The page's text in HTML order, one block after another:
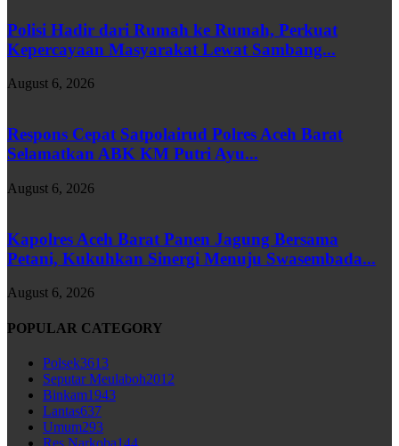
Polisi Hadir dari Rumah ke Rumah, Perkuat
Kepercayaan Masyarakat Lewat Sambang...
August 6, 2026
Respons Cepat Satpolairud Polres Aceh Barat
Selamatkan ABK KM Putri Ayu...
August 6, 2026
Kapolres Aceh Barat Panen Jagung Bersama
Petani, Kukuhkan Sinergi Menuju Swasembada...
August 6, 2026
POPULAR CATEGORY
Polsek3613
Seputar Meulaboh2012
Binkam1943
Lantas637
Umum293
Res Narkoba144